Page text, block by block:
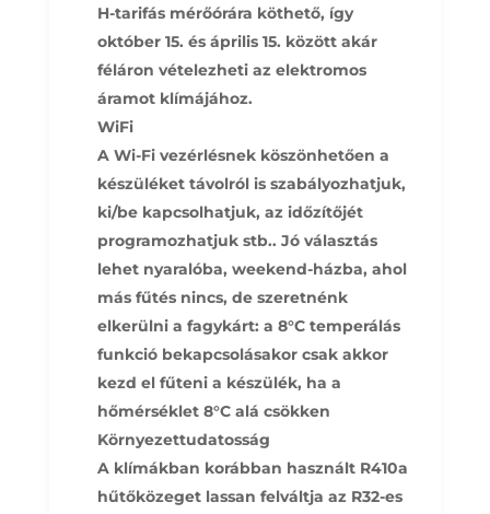
H-tarifás mérőórára köthető, így
október 15. és április 15. között akár
féláron vételezheti az elektromos
áramot klímájához.
WiFi
A Wi-Fi vezérlésnek köszönhetően a
készüléket távolról is szabályozhatjuk,
ki/be kapcsolhatjuk, az időzítőjét
programozhatjuk stb.. Jó választás
lehet nyaralóba, weekend-házba, ahol
más fűtés nincs, de szeretnénk
elkerülni a fagykárt: a 8°C temperálás
funkció bekapcsolásakor csak akkor
kezd el fűteni a készülék, ha a
hőmérséklet 8°C alá csökken
Környezettudatosság
A klímákban korábban használt R410a
hűtőközeget lassan felváltja az R32-es